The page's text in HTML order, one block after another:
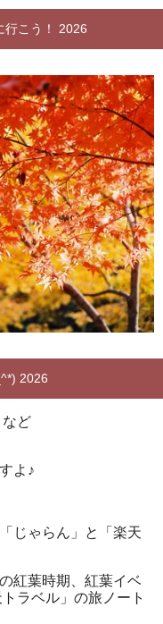
行こう！ 2026
2026
ど
よ♪
じゃらん」と「楽天
紅葉時期、紅葉イベ
ラベル」の旅ノート